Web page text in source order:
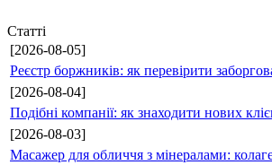
Статті
[2026-08-05]
Реєстр боржників: як перевірити
[2026-08-04]
Подібні компанії: як знаходити нових
[2026-08-03]
Масажер для обличчя з мінералами: